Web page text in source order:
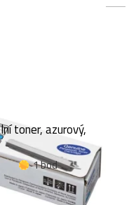
toner, azurový,
1 bod